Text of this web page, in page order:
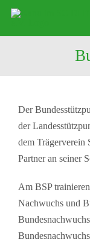
Zum
Der
der
dem
Partner an seiner
Am BSP
Nachwuchs und